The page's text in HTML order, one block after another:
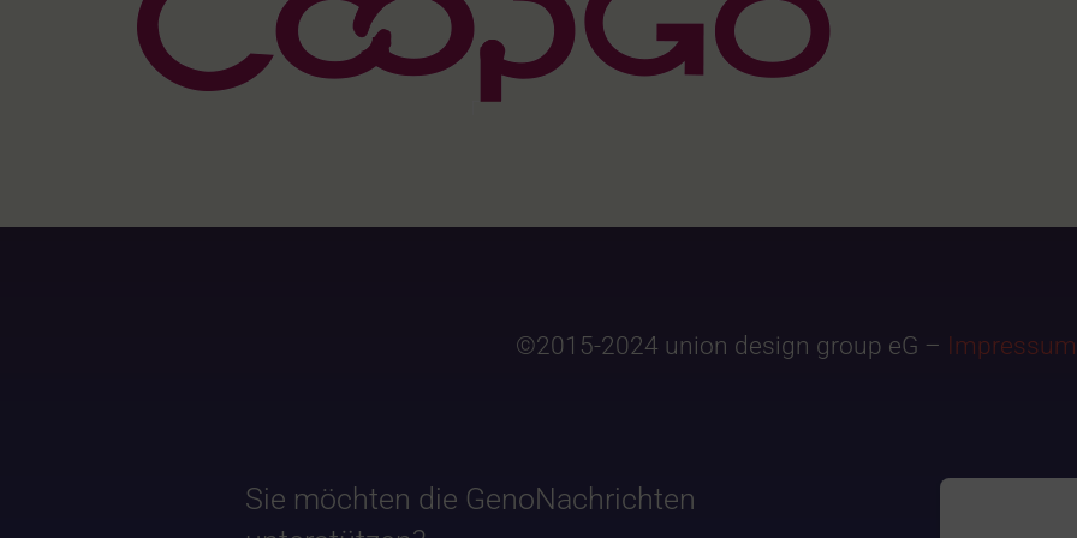
©2015-2024 union design group eG – Impressum
Sie möchten die GenoNachrichten